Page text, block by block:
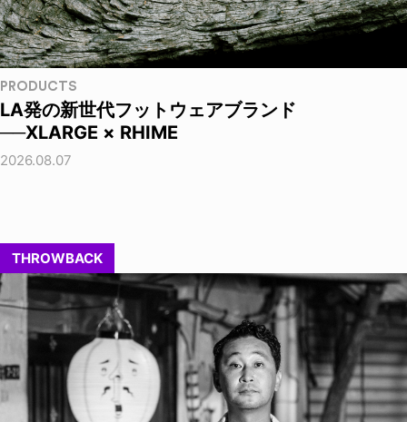
PRODUCTS
LA発の新世代フットウェアブランド
──XLARGE × RHIME
2026.08.07
THROWBACK